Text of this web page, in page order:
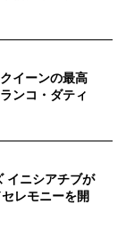
イーンの最高
ンコ・ダティ
イニシアチブが
レモニーを開